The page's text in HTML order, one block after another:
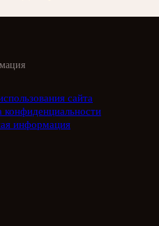
сайта
конфиденциальности
информация